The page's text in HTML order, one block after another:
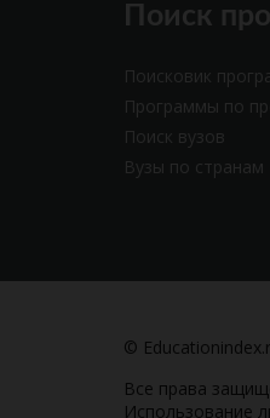
Поиск
Поисковик
Программы по
Поиск вузов
Вузы по странам
©
Все права
Использование